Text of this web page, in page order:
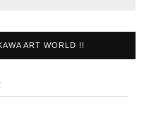
ART WORLD !!